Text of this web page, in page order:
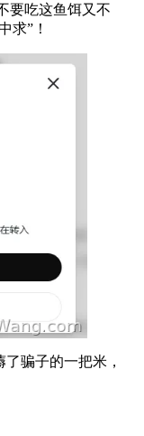
要吃这鱼饵又不
求”！
骗子的一把米，